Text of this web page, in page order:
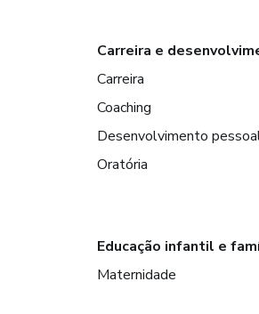
Carreira e
Carreira
Coaching
Desenvolvimento
Oratória
Educação infantil e
Maternidade